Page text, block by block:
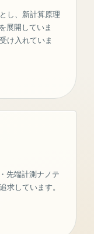
し、新計算原理
展開していま
け入れていま
先端計測ナノテ
求しています。